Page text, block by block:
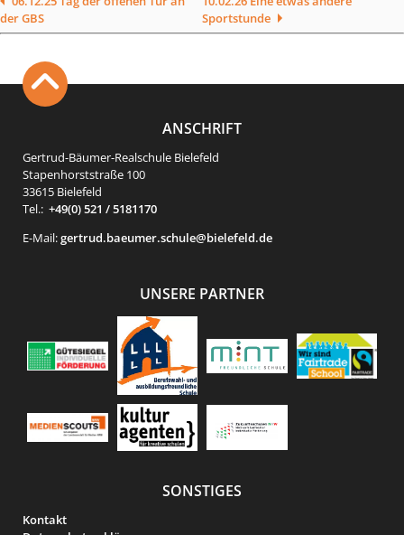
der GBS
Sportstunde
ANSCHRIFT
Gertrud-Bäumer-Realschule Bielefeld
Stapenhorststraße 100
33615 Bielefeld
Tel.: +49(0) 521 / 5181170
E-Mail:gertrud.baeumer.schule@bielefeld.de
UNSERE PARTNER
SONSTIGES
Kontakt